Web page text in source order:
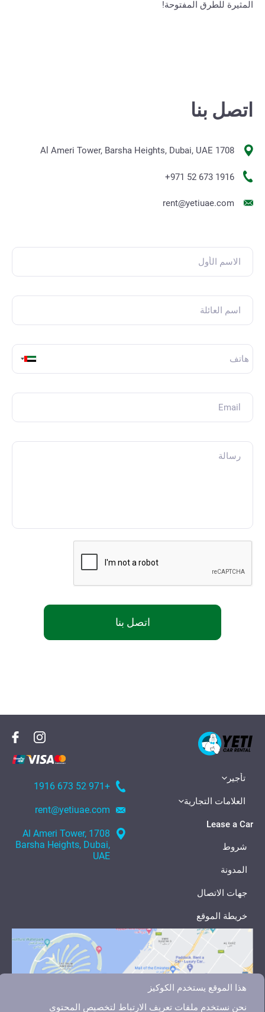
المثيرة للطرق المفتوحة!
اتصل بنا
1708 Al Ameri Tower, Barsha Heights, Dubai, UAE
+971 52 673 1916
rent@yetiuae.com
اتصل بنا
تأجير
العلامات التجارية
Lease a Car
شروط
المدونة
جهات الاتصال
خريطة الموقع
+971 52 673 1916
rent@yetiuae.com
1708 Al Ameri Tower,
Barsha Heights, Dubai,
UAE
هذا الموقع يستخدم الكوكيز
نحن نستخدم ملفات تعريف الارتباط لتخصيص المحتوى